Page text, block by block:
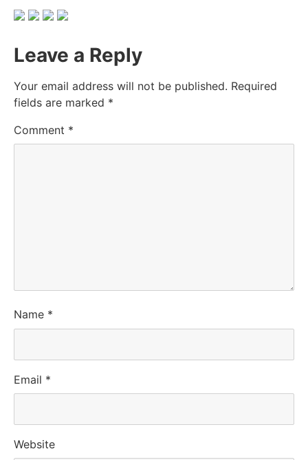
Leave a Reply
Your email address will not be published. Required
fields are marked *
Comment *
Name *
Email *
Website